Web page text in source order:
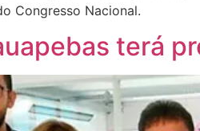
Congresso Nacional.
terá